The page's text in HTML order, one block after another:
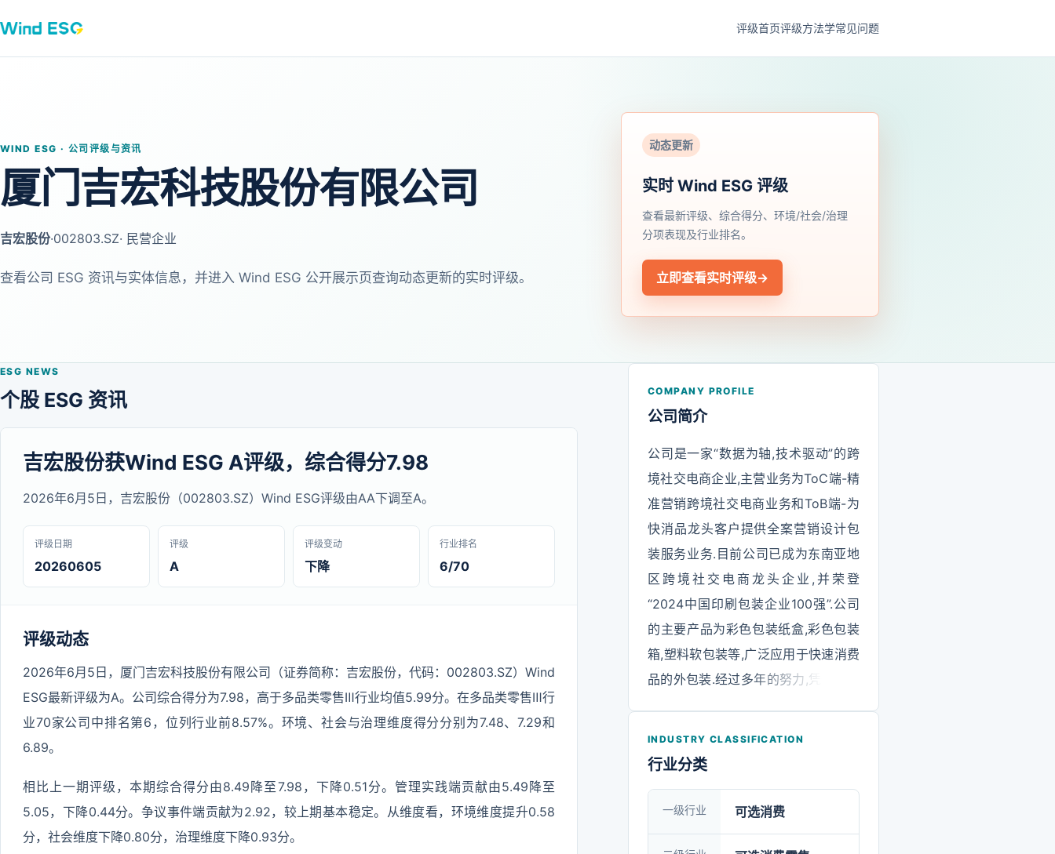
评级首页评级方法学常见问题
WIND ESG · 公司评级与资讯
厦门吉宏科技股份有限公司
吉宏股份·002803.SZ· 民营企业
查看公司 ESG 资讯与实体信息，并进入 Wind ESG 公开展示页查询动态更新的实时评级。
动态更新
实时 Wind ESG 评级
查看最新评级、综合得分、环境/社会/治理
分项表现及行业排名。
立即查看实时评级→
ESG NEWS
个股 ESG 资讯
吉宏股份获Wind ESG A评级，综合得分7.98
2026年6月5日，吉宏股份（002803.SZ）Wind ESG评级由AA下调至A。
评级日期
20260605
评级
A
评级变动
下降
行业排名
6/70
评级动态
2026年6月5日，厦门吉宏科技股份有限公司（证券简称：吉宏股份，代码：002803.SZ）Wind
ESG最新评级为A。公司综合得分为7.98，高于多品类零售Ⅲ行业均值5.99分。在多品类零售Ⅲ行
业70家公司中排名第6，位列行业前8.57%。环境、社会与治理维度得分分别为7.48、7.29和
6.89。
相比上一期评级，本期综合得分由8.49降至7.98，下降0.51分。管理实践端贡献由5.49降至
5.05，下降0.44分。争议事件端贡献为2.92，较上期基本稳定。从维度看，环境维度提升0.58
分，社会维度下降0.80分，治理维度下降0.93分。
COMPANY PROFILE
公司简介
公司是一家“数据为轴,技术驱动”的跨
境社交电商企业,主营业务为ToC端-精
准营销跨境社交电商业务和ToB端-为
快消品龙头客户提供全案营销设计包
装服务业务.目前公司已成为东南亚地
区跨境社交电商龙头企业,并荣登
“2024中国印刷包装企业100强”.公司
的主要产品为彩色包装纸盒,彩色包装
箱,塑料软包装等,广泛应用于快速消费
品的外包装.经过多年的努力,凭借新颖
纳爱斯集团,金红叶集团,金佰利,联想移
合作关系.公司自成立之日起,一直致力
于成为消费品包装印刷领域中的优质
INDUSTRY CLASSIFICATION
行业分类
一级行业 可选消费